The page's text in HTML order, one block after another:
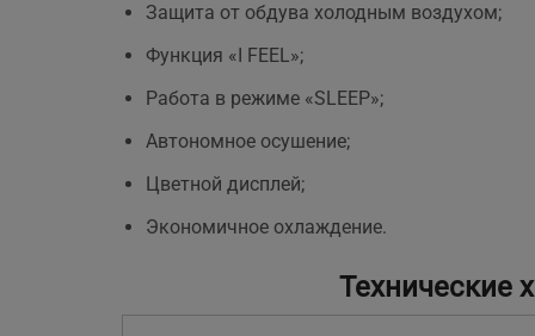
Защита от обдува холодным воздухом;
Функция «I FEEL»;
Работа в режиме «SLEEP»;
Автономное осушение;
Цветной дисплей;
Экономичное охлаждение.
Технические